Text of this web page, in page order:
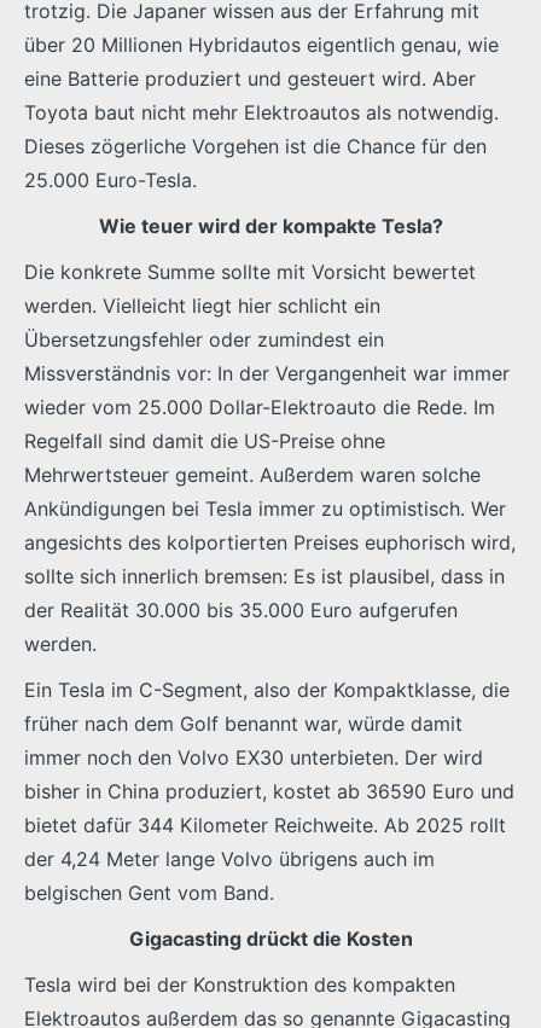
trotzig. Die Japaner wissen aus der Erfahrung mit
über 20 Millionen Hybridautos eigentlich genau, wie
eine Batterie produziert und gesteuert wird. Aber
Toyota baut nicht mehr Elektroautos als notwendig.
Dieses zögerliche Vorgehen ist die Chance für den
25.000 Euro-Tesla.
Wie teuer wird der kompakte Tesla?
Die konkrete Summe sollte mit Vorsicht bewertet
werden. Vielleicht liegt hier schlicht ein
Übersetzungsfehler oder zumindest ein
Missverständnis vor: In der Vergangenheit war immer
wieder vom 25.000 Dollar-Elektroauto die Rede. Im
Regelfall sind damit die US-Preise ohne
Mehrwertsteuer gemeint. Außerdem waren solche
Ankündigungen bei Tesla immer zu optimistisch. Wer
angesichts des kolportierten Preises euphorisch wird,
sollte sich innerlich bremsen: Es ist plausibel, dass in
der Realität 30.000 bis 35.000 Euro aufgerufen
werden.
Ein Tesla im C-Segment, also der Kompaktklasse, die
früher nach dem Golf benannt war, würde damit
immer noch den Volvo EX30 unterbieten. Der wird
bisher in China produziert, kostet ab 36590 Euro und
bietet dafür 344 Kilometer Reichweite. Ab 2025 rollt
der 4,24 Meter lange Volvo übrigens auch im
belgischen Gent vom Band.
Gigacasting drückt die Kosten
Tesla wird bei der Konstruktion des kompakten
Elektroautos außerdem das so genannte Gigacasting